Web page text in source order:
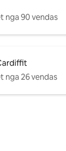
nga 90 vendas
nga 26 vendas